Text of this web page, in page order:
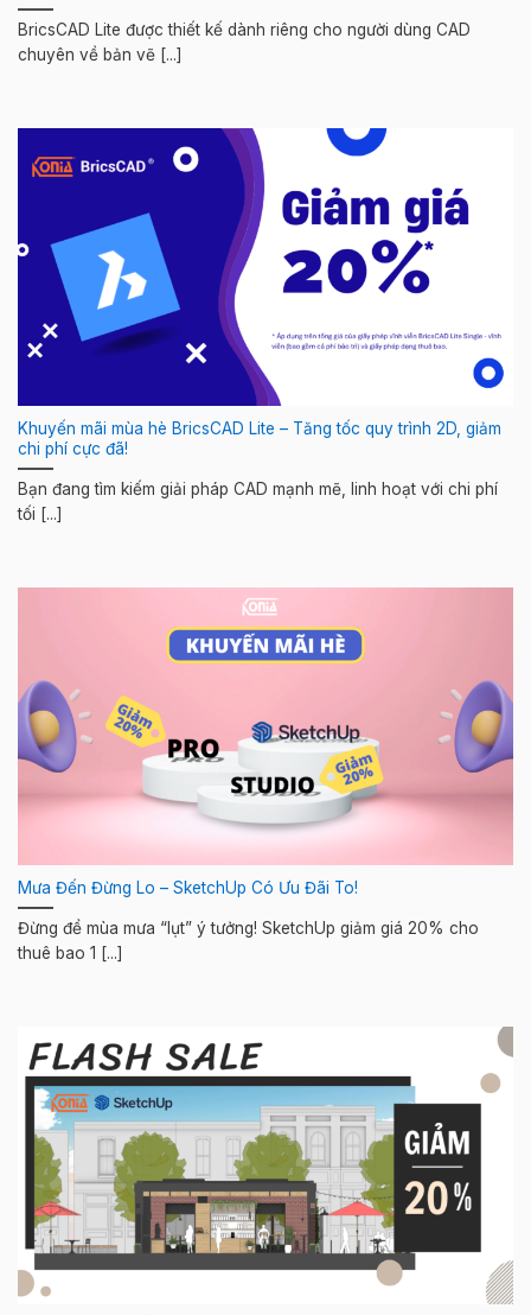
BricsCAD Lite được thiết kế dành riêng cho người dùng CAD
chuyên về bản vẽ [...]
Khuyến mãi mùa hè BricsCAD Lite – Tăng tốc quy trình 2D, giảm
chi phí cực đã!
Bạn đang tìm kiếm giải pháp CAD mạnh mẽ, linh hoạt với chi phí
tối [...]
Mưa Đến Đừng Lo – SketchUp Có Ưu Đãi To!
Đừng để mùa mưa “lụt” ý tưởng! SketchUp giảm giá 20% cho
thuê bao 1 [...]